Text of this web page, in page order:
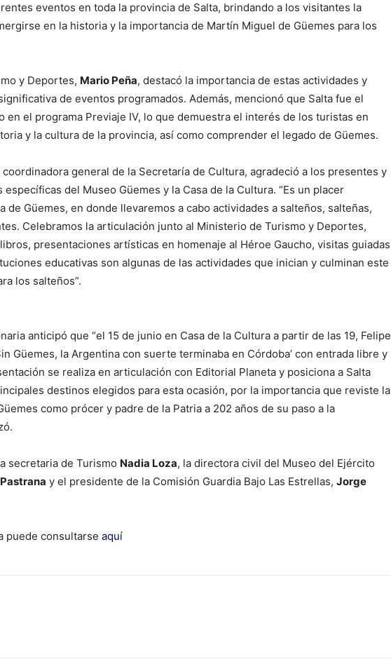
eventos en toda la provincia de Salta, brindando a los visitantes la
en la historia y la importancia de Martín Miguel de Güemes para los
y Deportes, Mario Peña, destacó la importancia de estas actividades y
de eventos programados. Además, mencionó que Salta fue el
en el programa Previaje IV, lo que demuestra el interés de los turistas en
y la cultura de la provincia, así como comprender el legado de Güemes.
coordinadora general de la Secretaría de Cultura, agradeció a los presentes y
del Museo Güemes y la Casa de la Cultura. “Es un placer
de Güemes, en donde llevaremos a cabo actividades a salteños, salteñas,
Celebramos la articulación junto al Ministerio de Turismo y Deportes,
presentaciones artísticas en homenaje al Héroe Gaucho, visitas guiadas
educativas son algunas de las actividades que inician y culminan este
los salteños”.
anticipó que “el 15 de junio en Casa de la Cultura a partir de las 19, Felipe
Güemes, la Argentina con suerte terminaba en Córdoba’ con entrada libre y
se realiza en articulación con Editorial Planeta y posiciona a Salta
destinos elegidos para esta ocasión, por la importancia que reviste la
como prócer y padre de la Patria a 202 años de su paso a la
secretaria de Turismo Nadia Loza, la directora civil del Museo del Ejército
Pastrana y el presidente de la Comisión Guardia Bajo Las Estrellas, Jorge
puede consultarse aquí